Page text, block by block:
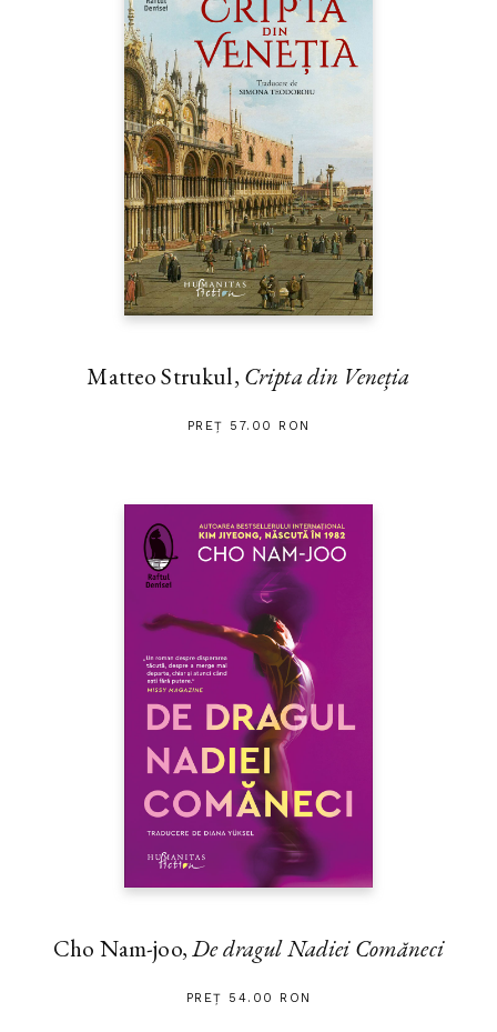
Matteo Strukul, Cripta din Veneția
PREȚ 57.00 RON
Cho Nam-joo,De dragul Nadiei Comăneci
PREȚ 54.00 RON